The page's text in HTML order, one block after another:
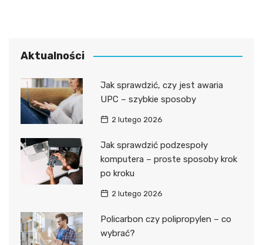
Aktualności
Jak sprawdzić, czy jest awaria
UPC – szybkie sposoby
2 lutego 2026
Jak sprawdzić podzespoły
komputera – proste sposoby krok
po kroku
2 lutego 2026
Policarbon czy polipropylen – co
wybrać?